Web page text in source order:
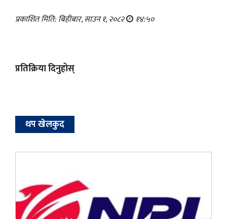
प्रकाशित मिति: बिहीबार, साउन १, २०८२ १४:५०
प्रतिक्रिया दिनुहोस्
थप खेलकुद